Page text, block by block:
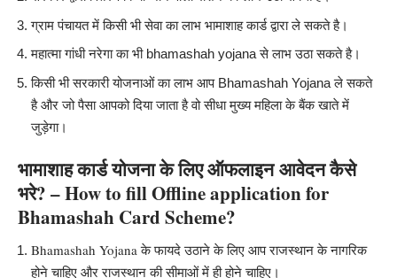
ग्राम पंचायत में किसी भी सेवा का लाभ भामाशाह कार्ड द्वारा ले सकते है।
महात्मा गांधी नरेगा का भी bhamashah yojanaसे लाभ उठा सकते है।
किसी भी सरकारी योजनाओं का लाभ आप Bhamashah Yojana ले सकते
है और जो पैसा आपको दिया जाता है वो सीधा मुख्य महिला के बैंक खाते में
जुड़ेगा।
भामाशाह कार्ड योजनाके लिएऑफलाइन आवेदनकैसे
भरे? – How to fill Offline application for
Bhamashah Card Scheme?
Bhamashah Yojana के फायदे उठाने के लिए आप राजस्थान के नागरिक
होने चाहिए और राजस्थान की सीमाओं में ही होने चाहिए ।